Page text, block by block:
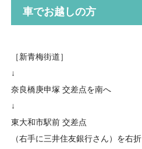
車でお越しの方
［新青梅街道］
↓
奈良橋庚申塚 交差点を南へ
↓
東大和市駅前 交差点
（右手に三井住友銀行さん）を右折